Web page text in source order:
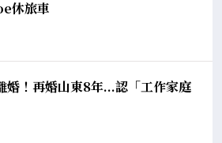
休旅車
婚！再婚山東8年...認「工作家庭